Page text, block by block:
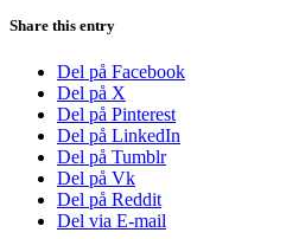
Share this entry
Del på Facebook
Del på X
Del på Pinterest
Del på LinkedIn
Del på Tumblr
Del på Vk
Del på Reddit
Del via E-mail